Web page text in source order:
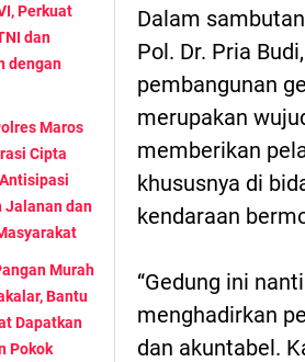
Perkuat
dan
dengan
Maros
Cipta
Jalanan dan
Murah
Bantu
Dapatkan
Pokok
Dalam
Pol. Dr. Pria
pembangunan
merupakan
memberikan
khususnya di
kendaraan
“Gedung ini
menghadirkan
dan akuntabel.